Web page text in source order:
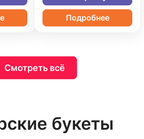
Подробнее
Смотреть всё
букеты